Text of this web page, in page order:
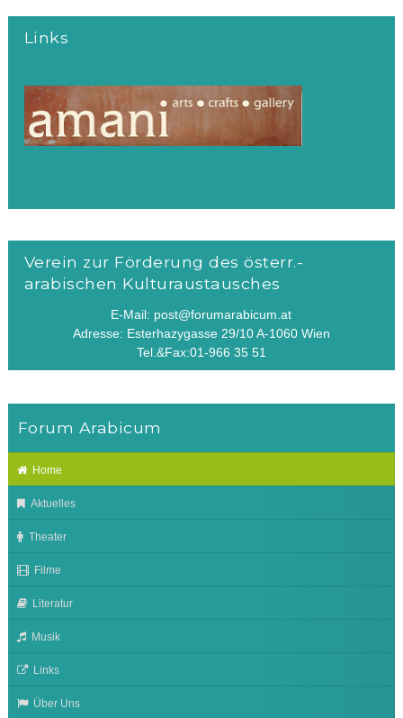
Links
Verein zur Förderung des österr.-
arabischen Kulturaustausches
E-Mail: post@forumarabicum.at
Adresse: Esterhazygasse 29/10 A-1060 Wien
Tel.&Fax:01-966 35 51
Forum Arabicum
Home
Aktuelles
Theater
Filme
Literatur
Musik
Links
Über Uns